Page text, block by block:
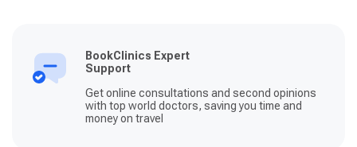
BookClinics Expert
Support
Get online consultations and second opinions
with top world doctors, saving you time and
money on travel